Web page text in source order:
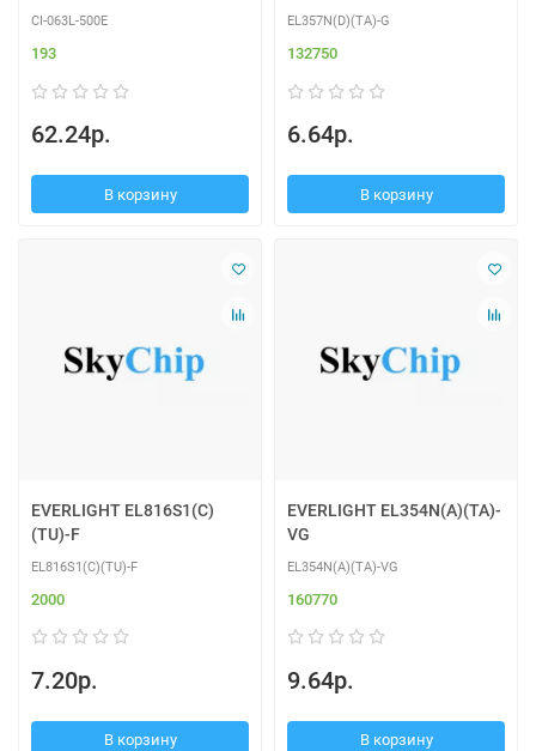
CI-063L-500E
193
62.24р.
В корзину
EL357N(D)(TA)-G
132750
6.64р.
В корзину
EVERLIGHT EL816S1(C)
(TU)-F
EL816S1(C)(TU)-F
2000
7.20р.
В корзину
EVERLIGHT EL354N(A)(TA)-
VG
EL354N(A)(TA)-VG
160770
9.64р.
В корзину